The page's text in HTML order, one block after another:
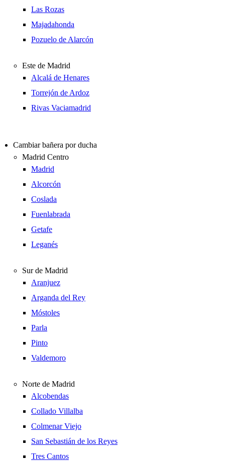
Las Rozas
Majadahonda
Pozuelo de Alarcón
Este de Madrid
Alcalá de Henares
Torrejón de Ardoz
Rivas Vaciamadrid
Cambiar bañera por ducha
Madrid Centro
Madrid
Alcorcón
Coslada
Fuenlabrada
Getafe
Leganés
Sur de Madrid
Aranjuez
Arganda del Rey
Móstoles
Parla
Pinto
Valdemoro
Norte de Madrid
Alcobendas
Collado Villalba
Colmenar Viejo
San Sebastián de los Reyes
Tres Cantos